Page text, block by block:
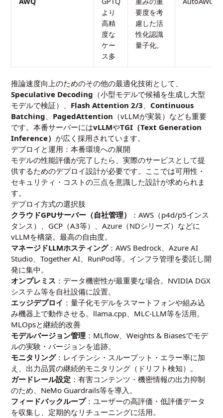
より
高精
度な
ケー
ス多
要度を考
慮した活
性化認識
量子化。
推論速度向上のためのその他の最適化技術として、
Speculative Decoding （小型モデルで候補を生成し大型
モデルで検証）、 Flash Attention 2/3、 Continuous
Batching、 PagedAttention （vLLMが実装）なども重要
です。本番サーバーにはvLLMやTGI（Text Generation
Inference） が広く採用されています。
デプロイと運用：本番環境への展開
モデルの性能評価が完了したら、実際のサービスとして提
供するためのデプロイ設計が必要です。ここでは可用性・
セキュリティ・コストの三点を意識した設計が求められま
す。
デプロイ方式の選択肢
クラウドGPUサーバー（自社管理）
：AWS（p4d/p5インス
タンス）、GCP（A3等）、Azure（NDシリーズ）などに
vLLMを構築。最高の自由度。
マネージドLLMホスティング：AWS Bedrock、Azure AI
Studio、Together AI、RunPod等。インフラ管理を委託し開
発に集中。
オンプレミス ：データ機密性が最重要な場合。NVIDIA DGX
システム等を自社設備に設置。
エッジデプロイ ：量子化モデルをスマートフォンや組み込
み機器上で動作させる。llama.cpp、MLC-LLM等を活用。
MLOpsと継続的改善
モデルバージョン管理 ：MLflow、Weights & Biasesでモデ
ルの実験・バージョンを追跡。
モニタリング：レイテンシ・スループット・エラー率に加
え、出力品質の継続的モニタリング（ドリフト検知）。
ガードレール設定 ：有害コンテンツ・機密情報の出力抑制
のため、NeMo Guardrails等を導入。
フィードバックループ：ユーザーの高評価・低評価データ
を収集し、定期的なリチューニングに活用。